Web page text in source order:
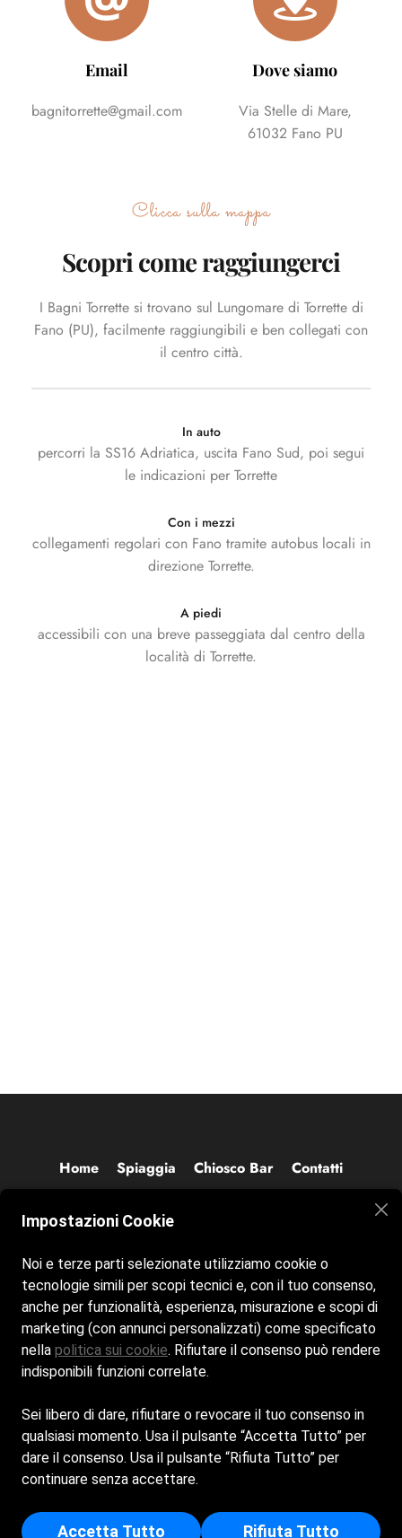
Email
bagnitorrette@gmail.com
Dove siamo
Via Stelle di Mare,
61032 Fano PU
Clicca sulla mappa
Scopri come raggiungerci
I Bagni Torrette si trovano sul Lungomare di Torrette di
Fano (PU), facilmente raggiungibili e ben collegati con
il centro città.
In auto
percorri la SS16 Adriatica, uscita Fano Sud, poi segui
le indicazioni per Torrette
Con i mezzi
collegamenti regolari con Fano tramite autobus locali in
direzione Torrette.
A piedi
accessibili con una breve passeggiata dal centro della
località di Torrette.
Home Spiaggia Chiosco Bar
Contatti
Cookie Policy
Privacy Policy
BAGNI TORRETTE S.N.C. DI MANDOLINI MAURO E MARCO -
Impostazioni Cookie
Noi e terze parti selezionate utilizziamo cookie o
tecnologie simili per scopi tecnici e, con il tuo consenso,
anche per funzionalità, esperienza, misurazione e scopi di
marketing (con annunci personalizzati) come specificato
nella politica sui cookie. Rifiutare il consenso può rendere
indisponibili funzioni correlate.
Sei libero di dare, rifiutare o revocare il tuo consenso in
qualsiasi momento. Usa il pulsante “Accetta Tutto” per
dare il consenso. Usa il pulsante “Rifiuta Tutto” per
continuare senza accettare.
Accetta Tutto Rifiuta Tutto